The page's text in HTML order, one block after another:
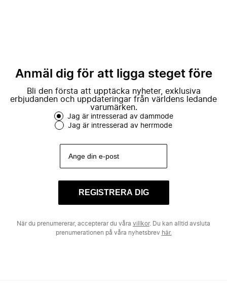
Anmäl dig för att ligga steget före
Bli den första att upptäcka nyheter, exklusiva
erbjudanden och uppdateringar från världens ledande
varumärken.
Jag är intresserad av dammode
Jag är intresserad av herrmode
REGISTRERA DIG
När du prenumererar, accepterar du våra villkor. Du kan alltid avsluta
prenumerationen på våra nyhetsbrev här.